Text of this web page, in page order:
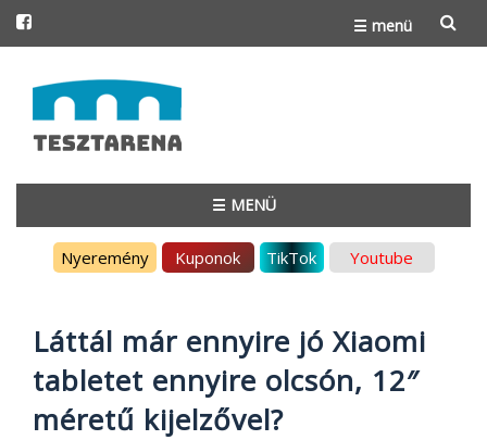
☰ menü
to
content
☰ MENÜ
Nyeremény Kuponok TikTok Youtube
Láttál már ennyire jó Xiaomi
tabletet ennyire olcsón, 12″
méretű kijelzővel?